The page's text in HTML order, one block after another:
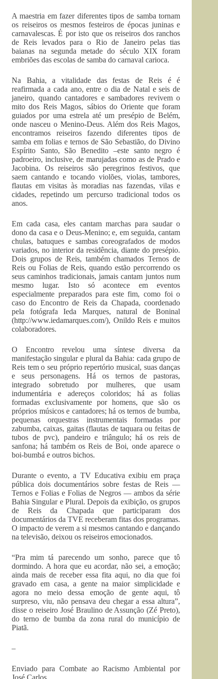
A maestria em fazer diferentes tipos de samba tornam
os reiseiros os mesmos festeiros de épocas juninas e
carnavalescas. É por isto que os reiseiros dos ranchos
de Reis levados para o Rio de Janeiro pelas tias
baianas na segunda metade do século XIX foram
embriões das escolas de samba do carnaval carioca.
Na Bahia, a vitalidade das festas de Reis é é
reafirmada a cada ano, entre o dia de Natal e seis de
janeiro, quando cantadores e sambadores revivem o
mito dos Reis Magos, sábios do Oriente que foram
guiados por uma estrela até um presépio de Belém,
onde nasceu o Menino-Deus. Além dos Reis Magos,
encontramos reiseiros fazendo diferentes tipos de
samba em folias e ternos de São Sebastião, do Divino
Espírito Santo, São Benedito –este santo negro é
padroeiro, inclusive, de marujadas como as de Prado e
Jacobina. Os reiseiros são peregrinos festivos, que
saem cantando e tocando violões, violas, tambores,
flautas em visitas às moradias nas fazendas, vilas e
cidades, repetindo um percurso tradicional todos os
anos.
Em cada casa, eles cantam marchas para saudar o
dono da casa e o Deus-Menino; e, em seguida, cantam
chulas, batuques e sambas coreografados de modos
variados, no interior da residência, diante do presépio.
Dois grupos de Reis, também chamados Ternos de
Reis ou Folias de Reis, quando estão percorrendo os
seus caminhos tradicionais, jamais cantam juntos num
mesmo lugar. Isto só acontece em eventos
especialmente preparados para este fim, como foi o
caso do Encontro de Reis da Chapada, coordenado
pela fotógrafa Ieda Marques, natural de Boninal
(http://www.iedamarques.com/), Onildo Reis e muitos
colaboradores.
O Encontro revelou uma síntese diversa da
manifestação singular e plural da Bahia: cada grupo de
Reis tem o seu próprio repertório musical, suas danças
e seus personagens. Há os ternos de pastoras,
integrado sobretudo por mulheres, que usam
indumentária e adereços coloridos; há as folias
formadas exclusivamente por homens, que são os
próprios músicos e cantadores; há os ternos de bumba,
pequenas orquestras instrumentais formadas por
zabumba, caixas, gaitas (flautas de taquara ou feitas de
tubos de pvc), pandeiro e triângulo; há os reis de
sanfona; há também os Reis de Boi, onde aparece o
boi-bumbá e outros bichos.
Durante o evento, a TV Educativa exibiu em praça
pública dois documentários sobre festas de Reis —
Ternos e Folias e Folias de Negros — ambos da série
Bahia Singular e Plural. Depois da exibição, os grupos
de Reis da Chapada que participaram dos
documentários da TVE receberam fitas dos programas.
O impacto de verem a si mesmos cantando e dançando
na televisão, deixou os reiseiros emocionados.
“Pra mim tá parecendo um sonho, parece que tô
dormindo. A hora que eu acordar, não sei, a emoção;
ainda mais de receber essa fita aqui, no dia que foi
gravado em casa, a gente na maior simplicidade e
agora no meio dessa emoção de gente aqui, tô
surpreso, viu, não pensava deu chegar a essa altura”,
disse o reiseiro José Braulino de Assunção (Zé Preto),
do terno de bumba da zona rural do município de
Piatã.
–
Enviado para Combate ao Racismo Ambiental por
José Carlos.